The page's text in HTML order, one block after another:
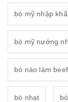
bò mỹ nhập
bò mỹ nướng
bò nào làm
bò nhạt